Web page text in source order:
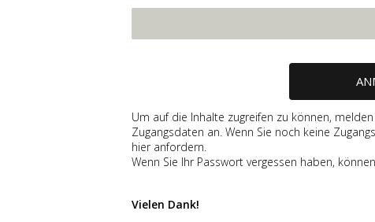
Um auf die Inhalte zugreifen zu können,
Zugangsdaten an. Wenn Sie noch keine
hier anfordern.
Wenn Sie Ihr Passwort vergessen haben,
Vielen Dank!